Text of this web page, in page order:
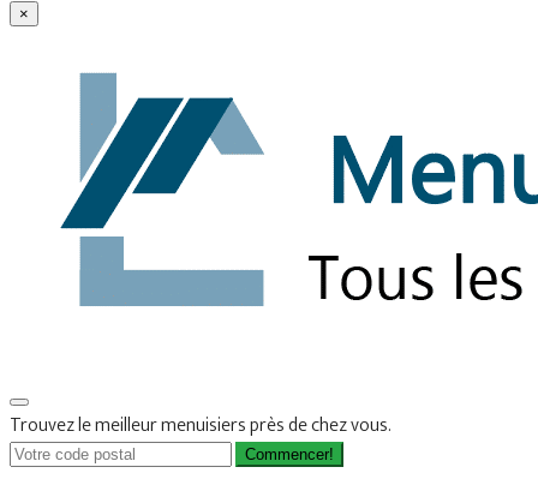
×
Trouvez le meilleur menuisiers près de chez vous.
Commencer!